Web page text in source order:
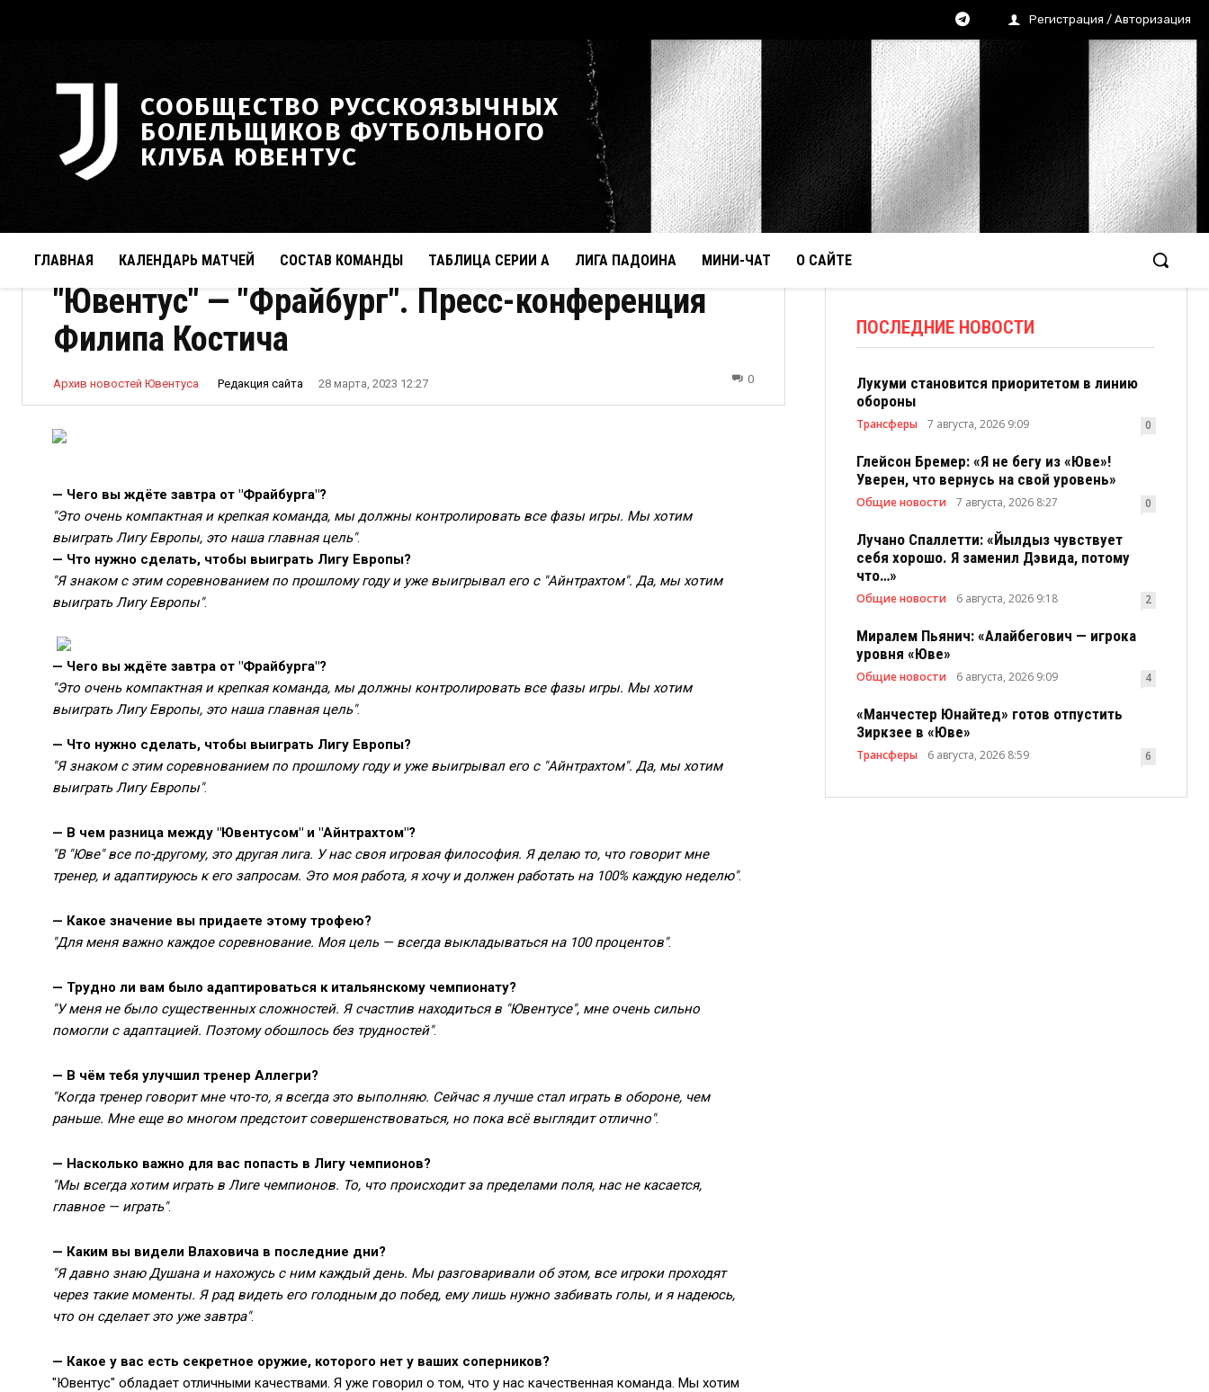
Регистрация / Авторизация
СООБЩЕСТВО РУССКОЯЗЫЧНЫХ
БОЛЕЛЬЩИКОВ ФУТБОЛЬНОГО
КЛУБА ЮВЕНТУС
ГЛАВНАЯ КАЛЕНДАРЬ МАТЧЕЙ СОСТАВ КОМАНДЫ ТАБЛИЦА СЕРИИ А ЛИГА ПАДОИНА МИНИ-ЧАТ О САЙТЕ
"Ювентус" — "Фрайбург". Пресс-конференция
Филипа Костича
Архив новостей Ювентуса Редакция сайта 28 марта, 2023 12:27 0
— Чего вы ждёте завтра от "Фрайбурга"?
"Это очень компактная и крепкая команда, мы должны контролировать все фазы игры. Мы хотим
выиграть Лигу Европы, это наша главная цель".
— Что нужно сделать, чтобы выиграть Лигу Европы?
"Я знаком с этим соревнованием по прошлому году и уже выигрывал его с "Айнтрахтом". Да, мы хотим
выиграть Лигу Европы".
— Чего вы ждёте завтра от "Фрайбурга"?
"Это очень компактная и крепкая команда, мы должны контролировать все фазы игры. Мы хотим
выиграть Лигу Европы, это наша главная цель".
— Что нужно сделать, чтобы выиграть Лигу Европы?
"Я знаком с этим соревнованием по прошлому году и уже выигрывал его с "Айнтрахтом". Да, мы хотим
выиграть Лигу Европы".
— В чем разница между "Ювентусом" и "Айнтрахтом"?
"В "Юве" все по-другому, это другая лига. У нас своя игровая философия. Я делаю то, что говорит мне
тренер, и адаптируюсь к его запросам. Это моя работа, я хочу и должен работать на 100% каждую неделю".
— Какое значение вы придаете этому трофею?
"Для меня важно каждое соревнование. Моя цель — всегда выкладываться на 100 процентов".
— Трудно ли вам было адаптироваться к итальянскому чемпионату?
"У меня не было существенных сложностей. Я счастлив находиться в "Ювентусе", мне очень сильно
помогли с адаптацией. Поэтому обошлось без трудностей".
— В чём тебя улучшил тренер Аллегри?
"Когда тренер говорит мне что-то, я всегда это выполняю. Сейчас я лучше стал играть в обороне, чем
раньше. Мне еще во многом предстоит совершенствоваться, но пока всё выглядит отлично".
— Насколько важно для вас попасть в Лигу чемпионов?
"Мы всегда хотим играть в Лиге чемпионов. То, что происходит за пределами поля, нас не касается,
главное — играть".
— Каким вы видели Влаховича в последние дни?
"Я давно знаю Душана и нахожусь с ним каждый день. Мы разговаривали об этом, все игроки проходят
через такие моменты. Я рад видеть его голодным до побед, ему лишь нужно забивать голы, и я надеюсь,
что он сделает это уже завтра".
— Какое у вас есть секретное оружие, которого нет у ваших соперников?
"Ювентус" обладает отличными качествами. Я уже говорил о том, что у нас качественная команда. Мы хотим
ПОСЛЕДНИЕ НОВОСТИ
Лукуми становится приоритетом в линию
обороны
Трансферы 7 августа, 2026 9:09 0
Глейсон Бремер: «Я не бегу из «Юве»!
Уверен, что вернусь на свой уровень»
Общие новости 7 августа, 2026 8:27 0
Лучано Спаллетти: «Йылдыз чувствует
себя хорошо. Я заменил Дэвида, потому
что…»
Общие новости 6 августа, 2026 9:18 2
Миралем Пьянич: «Алайбегович — игрока
уровня «Юве»
Общие новости 6 августа, 2026 9:09 4
«Манчестер Юнайтед» готов отпустить
Зиркзее в «Юве»
Трансферы 6 августа, 2026 8:59 6